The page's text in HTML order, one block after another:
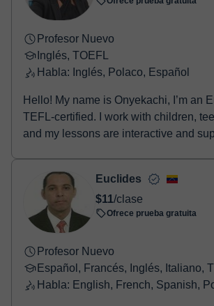
Profesor Nuevo
Inglés, TOEFL
Habla: Inglés, Polaco, Español
Hello! My name is Onyekachi, I’m an English tutor. I’m
TEFL-certified. I work with children,
and my lessons are interactive and
level, goals and to improve your
pronunciation, grammar, or
here to guide you step by step at your
create a safe space where making
learning
Euclides
$11/clase
Ofrece prueba gratuita
Profesor Nuevo
Español, Francés, Inglés, Italiano,